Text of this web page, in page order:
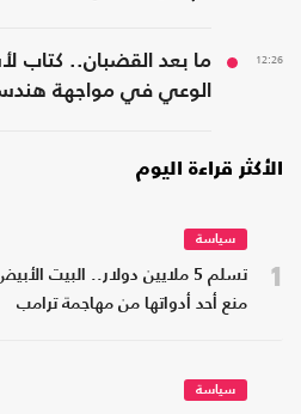
12:26
ما بعد القضبان.. كتاب
الوعي في مواجهة
الأكثر قراءة اليوم
1
سياسة
تسلم 5 ملايين دولار.. البيت
منع أحد أدواتها من مهاجمة ترامب
سياسة